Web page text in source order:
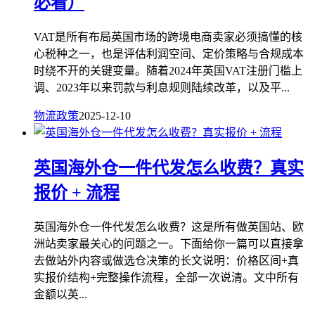
VAT是所有布局英国市场的跨境电商卖家必须搞懂的核
心税种之一，也是评估利润空间、定价策略与合规成本
时绕不开的关键变量。随着2024年英国VAT注册门槛上
调、2023年以来罚款与利息规则陆续改革，以及平...
物流政策2025-12-10
英国海外仓一件代发怎么收费？真实
报价 + 流程
英国海外仓一件代发怎么收费？这是所有做英国站、欧
洲站卖家最关心的问题之一。下面给你一篇可以直接拿
去做站外内容或做选仓决策的长文说明：价格区间+真
实报价结构+完整操作流程，全部一次说清。文中所有
金额以英...